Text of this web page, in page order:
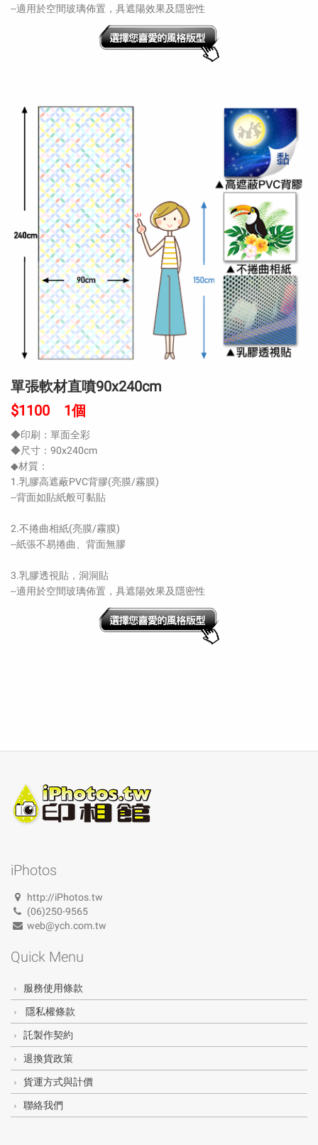
--適用於空間玻璃佈置，具遮陽效果及隱密性
單張軟材直噴90x240cm
$1100 1個
◆印刷：單面全彩
◆尺寸：90x240cm
◆材質：
1.乳膠高遮蔽PVC背膠(亮膜/霧膜)
--背面如貼紙般可黏貼
2.不捲曲相紙(亮膜/霧膜)
--紙張不易捲曲、背面無膠
3.乳膠透視貼，洞洞貼
--適用於空間玻璃佈置，具遮陽效果及隱密性
iPhotos
http://iPhotos.tw
(06)250-9565
web@ych.com.tw
Quick Menu
服務使用條款
隱私權條款
託製作契約
退換貨政策
貨運方式與計價
聯絡我們